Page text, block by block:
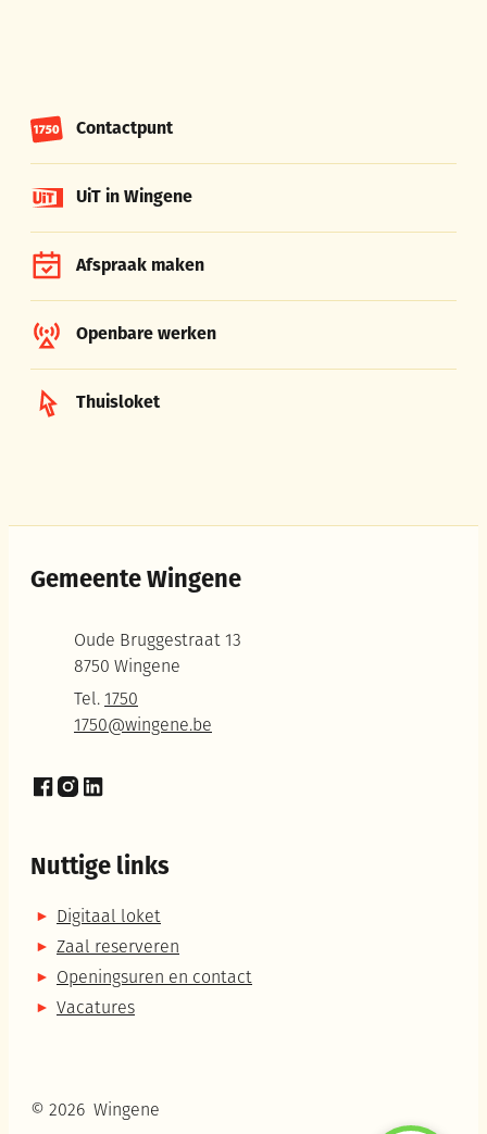
Contactpunt
UiT in Wingene
Afspraak maken
Openbare werken
Thuisloket
Gemeente Wingene
Oude Bruggestraat 13
,8750 Wingene
1750
E-mail1750@wingene.be
Nuttige links
Digitaal loket
Zaal reserveren
Openingsuren en contact
Vacatures
Facebook
Instagram
LinkedIn
© 2026 Wingene